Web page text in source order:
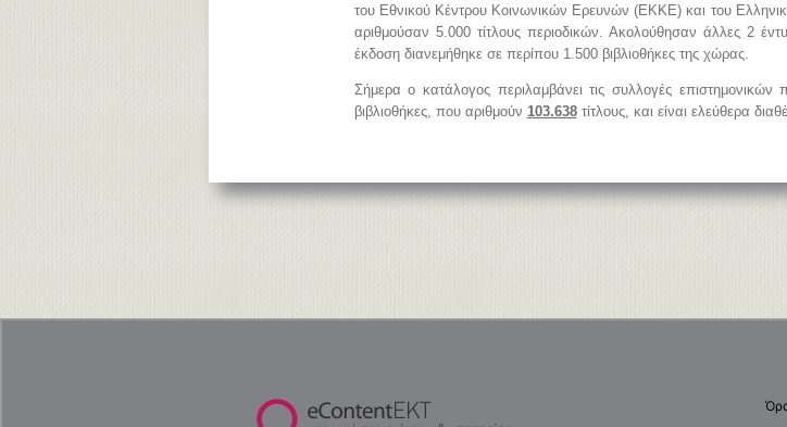
του Εθνικού Κέντρου Κοινωνικών Ερευνών (ΕΚΚΕ) και του
αριθμούσαν 5.000 τίτλους περιοδικών. Ακολούθησαν άλλες 2
έκδοση διανεμήθηκε σε περίπου 1.500 βιβλιοθήκες της χώρας.
Σήμερα ο κατάλογος περιλαμβάνει τις συλλογές
βιβλιοθήκες, που αριθμούν 103.638τίτλους, και είναι ελεύθερα